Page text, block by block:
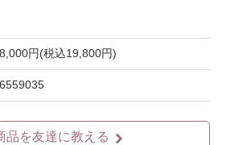
円(税込19,800円)
品を友達に教える